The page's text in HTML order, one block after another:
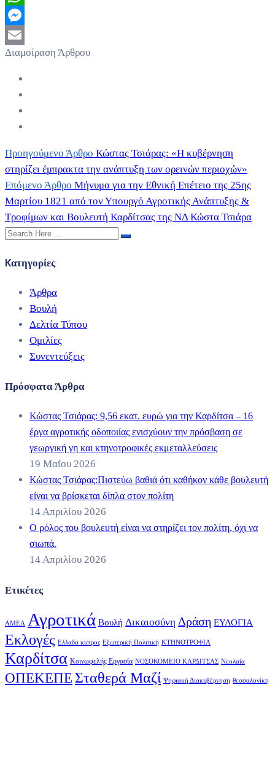
WhatsApp
Messenger
Email
Διαμοίραση Άρθρου
Προηγούμενο Άρθρο Κώστας Τσιάρας: «Η κυβέρνηση
στηρίζει έμπρακτα την ανάπτυξη των ορεινών περιοχών»
Επόμενο Άρθρο Μήνυμα για την Εθνική Επέτειο της 25ης
Μαρτίου 1821 από τον Υπουργό Αγροτικής Ανάπτυξης &
Τροφίμων και Βουλευτή Καρδίτσας της ΝΔ Κώστα Τσιάρα
Kατηγορίες
Άρθρα
Βουλή
Δελτία Τύπου
Ομιλίες
Συνεντεύξεις
Πρόσφατα Άρθρα
Κώστας Τσιάρας: 9,56 εκατ. ευρώ για την Καρδίτσα – 16
έργα αγροτικής οδοποιίας ενισχύουν την πρόσβαση σε
γεωργική γη και κτηνοτροφικές εκμεταλλεύσεις
19 Μαΐου 2026
Κώστας Τσιάρας:Πιστεύω βαθιά ότι καθήκον κάθε βουλευτή
είναι να βρίσκεται δίπλα στον πολίτη
14 Απριλίου 2026
Ο ρόλος του βουλευτή είναι να στηρίζει τον πολίτη, όχι να
σιωπά.
14 Απριλίου 2026
Ετικέτες
ΑΜΕΑ Αγροτικά Βουλή Δικαιοσύνη Δράση ΕΥΛΟΓΙΑ
Εκλογές Ελλαδα κυπρος Εξωτερική Πολιτική ΚΤΗΝΟΤΡΟΦΙΑ
Καρδίτσα Κοινωφελής Εργασία ΝΟΣΟΚΟΜΕΙΟ ΚΑΡΔΙΤΣΑΣ Νεολαία
ΟΠΕΚΕΠΕ Σταθερά Μαζί Ψηφιακή Διακυβέρνηση θεσσαλονίκη